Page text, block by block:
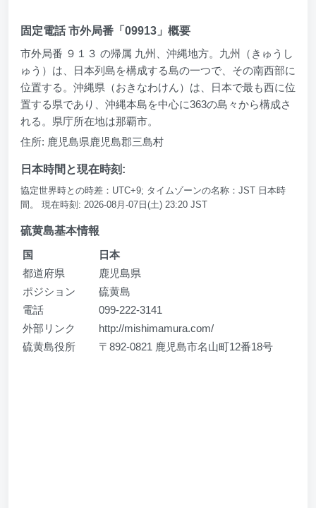
固定電話 市外局番「09913」概要
市外局番 ９１３ の帰属 九州、沖縄地方。九州（きゅうし
ゅう）は、日本列島を構成する島の一つで、その南西部に
位置する。沖縄県（おきなわけん）は、日本で最も西に位
置する県であり、沖縄本島を中心に363の島々から構成さ
れる。県庁所在地は那覇市。
住所: 鹿児島県鹿児島郡三島村
日本時間と現在時刻:
協定世界時との時差：UTC+9; タイムゾーンの名称：JST 日本時
間。 現在時刻: 2026-08月-07日(土) 23:20 JST
硫黄島基本情報
国
日本
都道府県
鹿児島県
ポジション
硫黄島
電話
099-222-3141
外部リンク
http://mishimamura.com/
硫黄島役所
〒892-0821 鹿児島市名山町12番18号